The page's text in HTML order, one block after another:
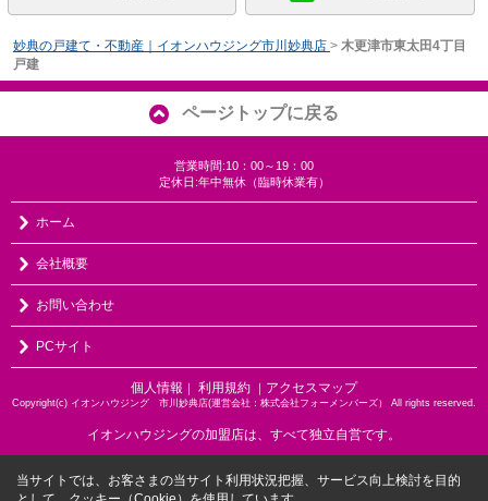
妙典の戸建て・不動産｜イオンハウジング市川妙典店 > 木更津市東太田4丁目
戸建
ページトップに戻る
営業時間:10：00～19：00
定休日:年中無休（臨時休業有）
ホーム
会社概要
お問い合わせ
PCサイト
個人情報 ｜ 利用規約 ｜ アクセスマップ
Copyright(c) イオンハウジング 市川妙典店(運営会社：株式会社フォーメンバーズ） All rights reserved.
イオンハウジングの加盟店は、すべて独立自営です。
当サイトでは、お客さまの当サイト利用状況把握、サービス向上検討を目的